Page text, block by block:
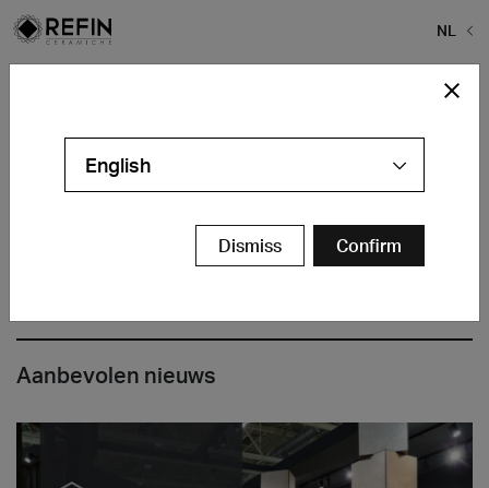
NL
Aanbevolen nieuws
English
Dismiss Confirm